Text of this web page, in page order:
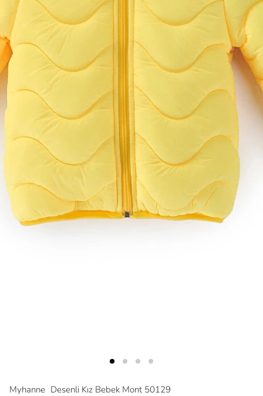
Myhanne Desenli Kız Bebek Mont 50129